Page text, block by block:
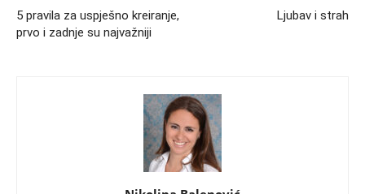
5 pravila za uspješno kreiranje,
prvo i zadnje su najvažniji
Ljubav i strah